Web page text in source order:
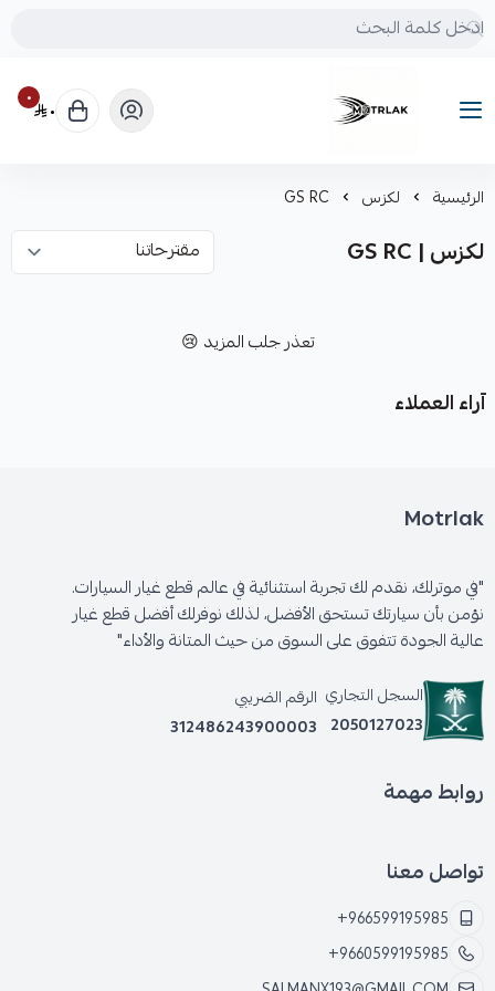
Motrlak
٠ ٠
الرئيسية لكزس GS RC
لكزس | GS RC
تعذر جلب المزيد 😢
آراء العملاء
Motrlak
"في موترلك، نقدم لك تجربة استثنائية في عالم قطع غيار السيارات.
نؤمن بأن سيارتك تستحق الأفضل، لذلك نوفرلك أفضل قطع غيار
عالية الجودة تتفوق على السوق من حيث المتانة والأداء"
السجل التجاري
2050127023
الرقم الضريبي
312486243900003
روابط مهمة
تواصل معنا
+966599195985
+9660599195985